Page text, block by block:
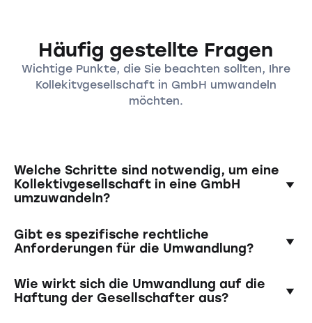
Häufig gestellte Fragen
Wichtige Punkte, die Sie beachten sollten, Ihre
Kollekitvgesellschaft in GmbH umwandeln
möchten.
Welche Schritte sind notwendig, um eine
Kollektivgesellschaft in eine GmbH
umzuwandeln?
Es muss ein buchhalterischer Abschluss der
Kollektivgesellschaft erstellt werden. Dieser
und der Wert des Unternehmens bestätigt.
Schliesslich erfolgt die öffentliche
Beurkundung der Gründungsversammlung und
Gibt es spezifische rechtliche
Anforderungen für die Umwandlung?
Ja, alle erforderlichen Dokumente müssen
gemäss den Bestimmungen des
Wie wirkt sich die Umwandlung auf die
Haftung der Gesellschafter aus?